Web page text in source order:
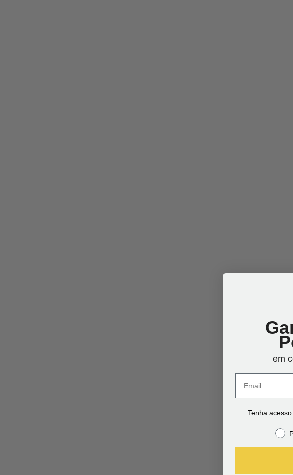
em
Tenha